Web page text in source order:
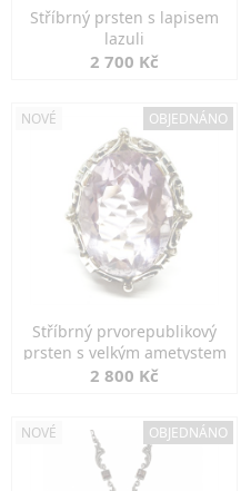
Stříbrný prsten s lapisem
lazuli
2 700 Kč
NOVÉ OBJEDNÁNO
Stříbrný prvorepublikový
prsten s velkým ametystem
2 800 Kč
NOVÉ OBJEDNÁNO